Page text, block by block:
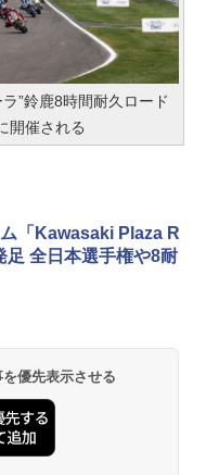
”鈴鹿8時間耐久ロード
開催される
「Kawasaki Plaza R
全日本選手権や8耐
優先表示させる